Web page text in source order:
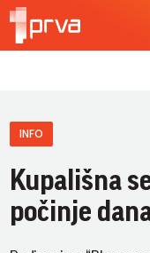
INFO
Kupališna
počinje